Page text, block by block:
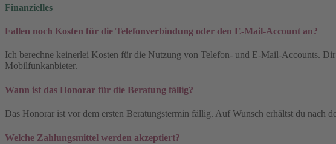
Finanzielles
Fallen noch Kosten für die Telefonverbindung oder den E-Mail-Account an?
Ich berechne keinerlei Kosten für die Nutzung von Telefon- und E-Mail-Accounts.
Mobilfunkanbieter.
Wann ist das Honorar für die Beratung fällig?
Das Honorar ist vor dem ersten Beratungstermin fällig. Auf Wunsch erhältst du nach
Welche Zahlungsmittel werden akzeptiert?